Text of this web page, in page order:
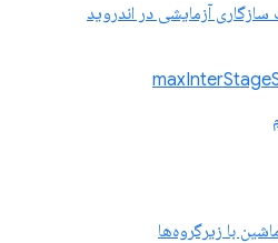
آزمایشی در اندروید
با زیرگروه‌ها